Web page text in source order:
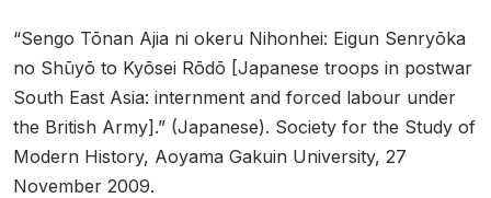
“Sengo Tōnan Ajia ni okeru Nihonhei: Eigun Senryōka
no Shūyō to Kyōsei Rōdō [Japanese troops in postwar
South East Asia: internment and forced labour under
the British Army].” (Japanese). Society for the Study of
Modern History, Aoyama Gakuin University, 27
November 2009.